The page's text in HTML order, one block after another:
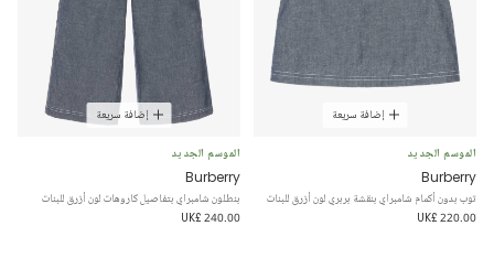
إضافة سريعة
الموسم الجديد
Burberry
توب بدون أكمام شامبراي بنقشة بربري لون أزرق للبنات
UK£ 220.00
إضافة سريعة
الموسم الجديد
Burberry
بنطلون شامبراي بتفاصيل كاروهات لون أزرق للبنات
UK£ 240.00